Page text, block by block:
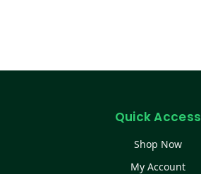
Quick Access
Shop Now
My Account